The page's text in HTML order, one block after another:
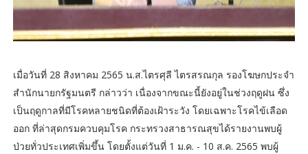
เมื่อวันที่ 28 สิงหาคม 2565 น.ส.ไตรศุลี ไตรสรณกุล รองโฆษกประจำ
สำนักนายกรัฐมนตรี กล่าวว่า เนื่องจากขณะนี้ยังอยู่ในช่วงฤดูฝน ซึ่ง
เป็นฤดูกาลที่มีโรคหลายชนิดที่ต้องเฝ้าระวัง โดยเฉพาะโรคไข้เลือด
ออก ที่ล่าสุดกรมควบคุมโรค กระทรวงสาธารณสุขได้รายงานพบผู้
ป่วยทั่วประเทศเพิ่มขึ้น โดยตั้งแต่วันที่ 1 ม.ค. - 10 ส.ค. 2565 พบผู้